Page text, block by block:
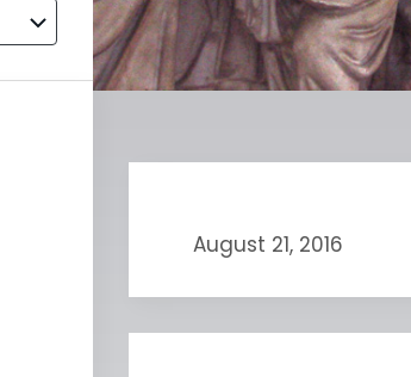
August 21, 2016